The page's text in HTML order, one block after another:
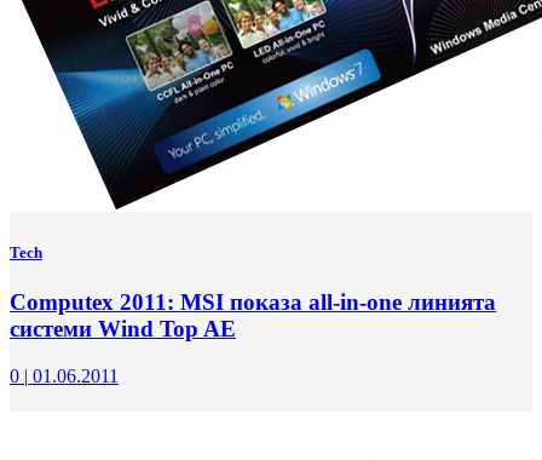
Tech
Computex 2011: MSI показа all-in-one линията
системи Wind Top AE
0 | 01.06.2011